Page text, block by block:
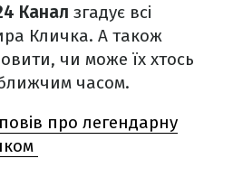
Канал згадує всі
Кличка. А також
чи може їх хтось
часом.
про легендарну